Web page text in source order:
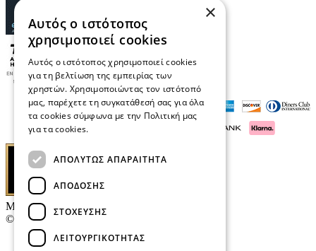
Μαρκάκης Οπτικά
© 2026
Επικοινωνία
×
Αυτός ο ιστότοπος
χρησιμοποιεί cookies
Αυτός ο ιστότοπος χρησιμοποιεί cookies
για τη βελτίωση της εμπειρίας των
χρηστών. Χρησιμοποιώντας τον ιστότοπό
μας, παρέχετε τη συγκατάθεσή σας για όλα
τα cookies σύμφωνα με την Πολιτική μας
για τα cookies.
ΑΠΟΛΎΤΩΣ ΑΠΑΡΑΊΤΗΤΑ
ΑΠΌΔΟΣΗΣ
ΣΤΌΧΕΥΣΗΣ
ΛΕΙΤΟΥΡΓΙΚΌΤΗΤΑΣ